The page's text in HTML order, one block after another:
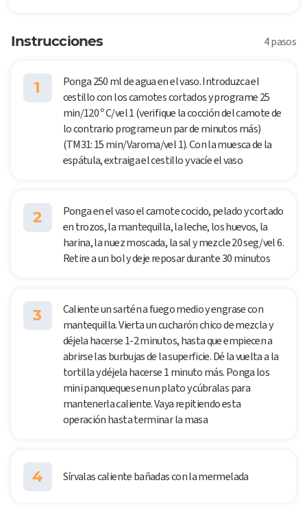
Instrucciones 4 pasos
1
Ponga 250 ml de agua en el vaso. Introduzca el
cestillo con los camotes cortados y programe 25
min/120 º C/vel 1 (verifique la cocción del camote de
lo contrario programe un par de minutos más)
(TM31: 15 min/Varoma/vel 1). Con la muesca de la
espátula, extraiga el cestillo y vacíe el vaso
2
Ponga en el vaso el camote cocido, pelado y cortado
en trozos, la mantequilla, la leche, los huevos, la
harina, la nuez moscada, la sal y mezcle 20 seg/vel 6.
Retire a un bol y deje reposar durante 30 minutos
3
Caliente un sartén a fuego medio y engrase con
mantequilla. Vierta un cucharón chico de mezcla y
déjela hacerse 1-2 minutos, hasta que empiecen a
abrirse las burbujas de la superficie. Dé la vuelta a la
tortilla y déjela hacerse 1 minuto más. Ponga los
mini panqueques en un plato y cúbralas para
mantenerla caliente. Vaya repitiendo esta
operación hasta terminar la masa
4 Sírvalas caliente bañadas con la mermelada